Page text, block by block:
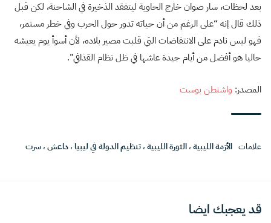
بعد لحظات، سار صوان خارج الحاوية ليتفقد الذخيرة في الشاحنة، لكن قبل
ذلك قال إنه “على الرغم من أن حياته تدور حول الحرب وفي خطر مستمر،
فهو ليس نادم على الانتفاضات التي قلبت مصير بلاده، لأن أسوأ يوم يعيشه
حاليا هو أفضل من أيام جيدة عاشها في ظل نظام القذافي”.
المصدر: واشنطن بوست
علامات الأزمة الليبية،الثورة الليبية،تنظيم الدولة في ليبيا،داعش،سرت
قد يعجبك ايضا